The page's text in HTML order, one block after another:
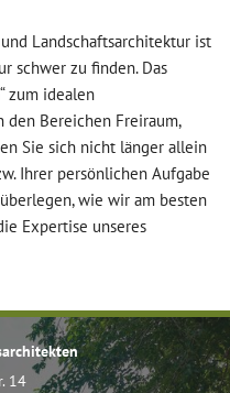
Landschaftsarchitektur ist
schwer zu finden. Das
zum idealen
den Bereichen Freiraum,
Sie sich nicht länger allein
Ihrer persönlichen Aufgabe
wie wir am besten
Expertise unseres
14